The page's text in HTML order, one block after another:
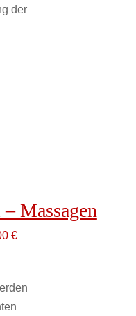
der
Massagen
€